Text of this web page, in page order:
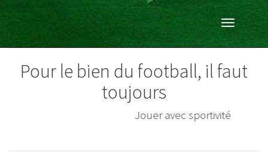
Toggle
Pour le bien du football, il faut
toujours
Jouer avec sportivité